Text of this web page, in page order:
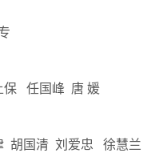
保 任国峰 唐 媛
胡国清 刘爱忠 徐慧兰